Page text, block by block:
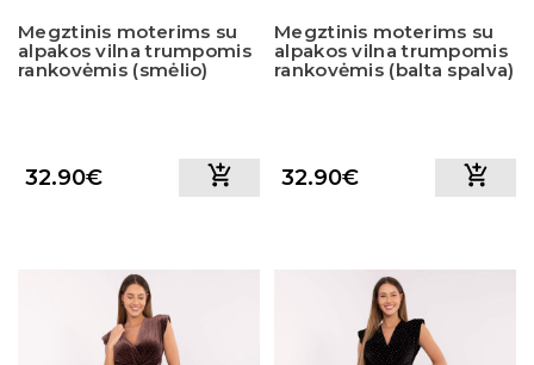
Megztinis moterims su
alpakos vilna trumpomis
rankovėmis (smėlio)
32.90€
Megztinis moterims su
alpakos vilna trumpomis
rankovėmis (balta spalva)
32.90€